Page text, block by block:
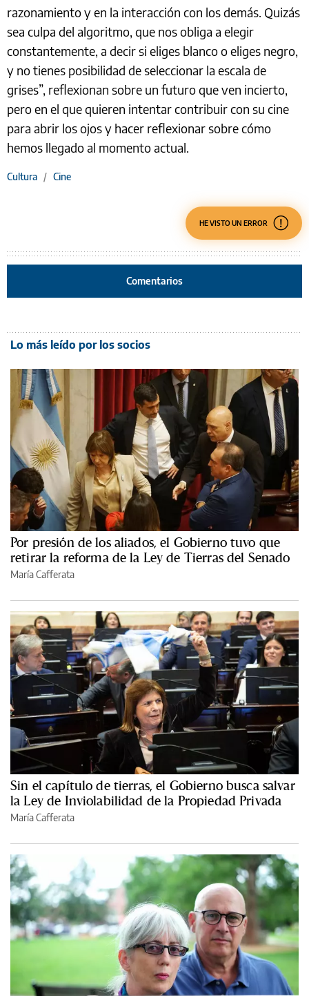
razonamiento y en la interacción con los demás. Quizás
sea culpa del algoritmo, que nos obliga a elegir
constantemente, a decir si eliges blanco o eliges negro,
y no tienes posibilidad de seleccionar la escala de
grises”, reflexionan sobre un futuro que ven incierto,
pero en el que quieren intentar contribuir con su cine
para abrir los ojos y hacer reflexionar sobre cómo
hemos llegado al momento actual.
Cultura / Cine
HE VISTO UN ERROR
Comentarios
Lo más leído por los socios
Por presión de los aliados, el Gobierno tuvo que
retirar la reforma de la Ley de Tierras del Senado
María Cafferata
Sin el capítulo de tierras, el Gobierno busca salvar
la Ley de Inviolabilidad de la Propiedad Privada
María Cafferata